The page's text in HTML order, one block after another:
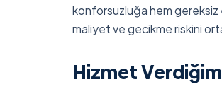
konforsuzluğa hem gereksiz
maliyet ve gecikme riskini
Hizmet